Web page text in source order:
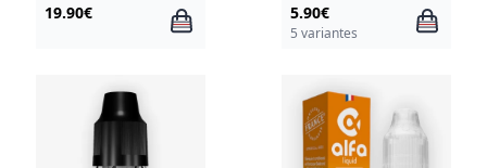
19.90€ 5.90€
5 variantes